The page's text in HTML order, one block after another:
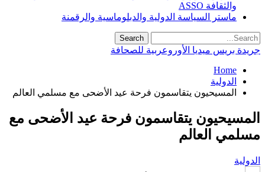
والثقافة ASSO
ماستر السياسة الدولية والدبلوماسية والرقمنة
جريدة بريس ميديا الأوروعربية للصحافة
Home
الدولية
المسيحيون يتقاسمون فرحة عيد الأضحى مع مسلمي العالم
المسيحيون يتقاسمون فرحة عيد الأضحى مع
مسلمي العالم
الدولية